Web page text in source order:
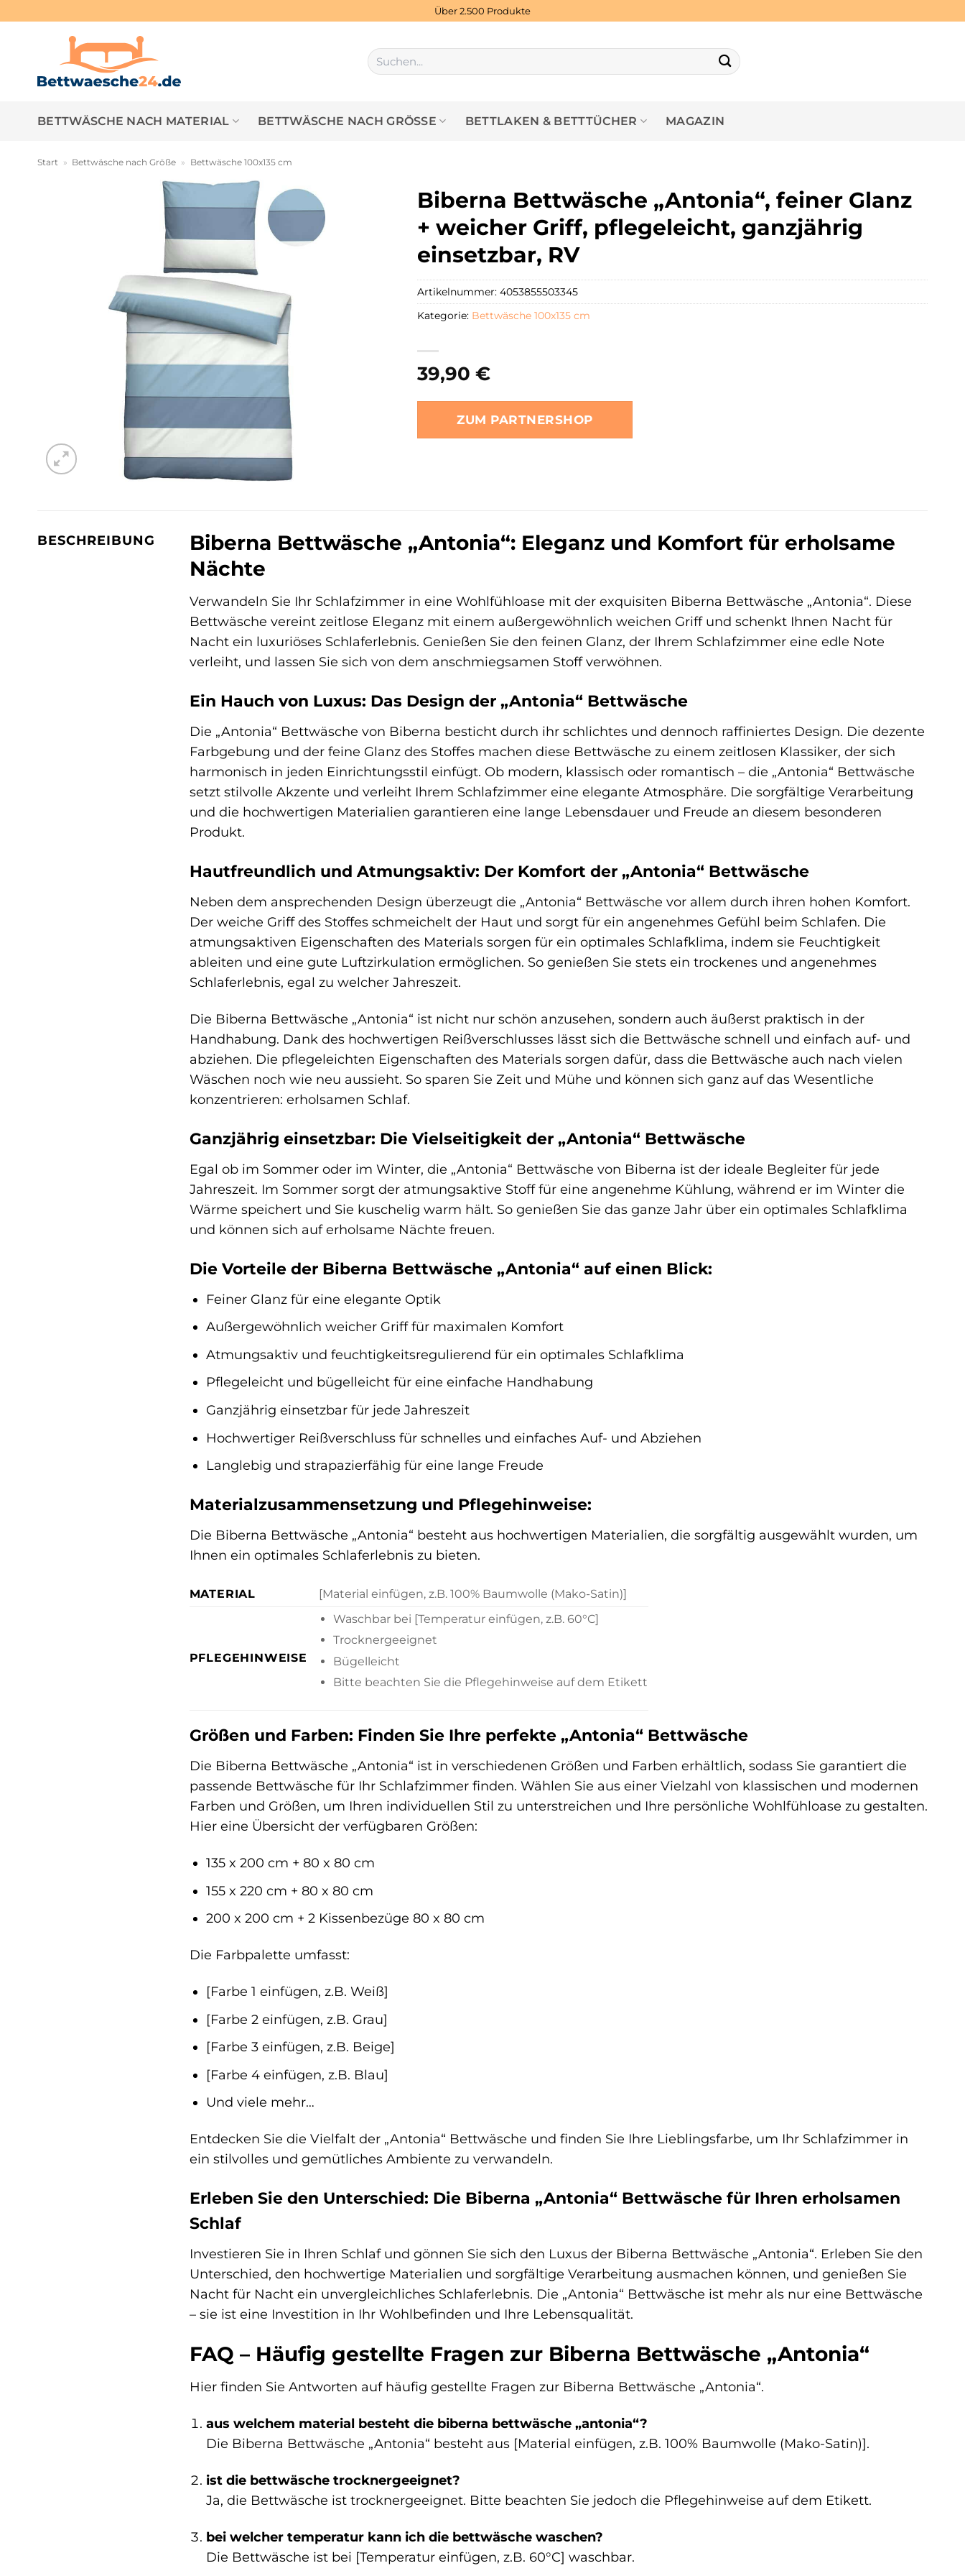
Über 2.500 Produkte
Suchen
nach:
BETTWÄSCHE NACH MATERIAL BETTWÄSCHE NACH GRÖSSE BETTLAKEN & BETTTÜCHER MAGAZIN
Start » Bettwäsche nach Größe » Bettwäsche 100x135 cm
Biberna Bettwäsche „Antonia“, feiner Glanz
+ weicher Griff, pflegeleicht, ganzjährig
einsetzbar, RV
39,90€
ZUM PARTNERSHOP
Artikelnummer:4053855503345
Kategorie: Bettwäsche 100x135 cm
BESCHREIBUNG
Biberna Bettwäsche „Antonia“: Eleganz und Komfort für erholsame
Nächte
Verwandeln Sie Ihr Schlafzimmer in eine Wohlfühloase mit der exquisiten Biberna Bettwäsche „Antonia“. Diese
Bettwäsche vereint zeitlose Eleganz mit einem außergewöhnlich weichen Griff und schenkt Ihnen Nacht für
Nacht ein luxuriöses Schlaferlebnis. Genießen Sie den feinen Glanz, der Ihrem Schlafzimmer eine edle Note
verleiht, und lassen Sie sich von dem anschmiegsamen Stoff verwöhnen.
Ein Hauch von Luxus: Das Design der „Antonia“ Bettwäsche
Die „Antonia“ Bettwäsche von Biberna besticht durch ihr schlichtes und dennoch raffiniertes Design. Die dezente
Farbgebung und der feine Glanz des Stoffes machen diese Bettwäsche zu einem zeitlosen Klassiker, der sich
harmonisch in jeden Einrichtungsstil einfügt. Ob modern, klassisch oder romantisch – die „Antonia“ Bettwäsche
setzt stilvolle Akzente und verleiht Ihrem Schlafzimmer eine elegante Atmosphäre. Die sorgfältige Verarbeitung
und die hochwertigen Materialien garantieren eine lange Lebensdauer und Freude an diesem besonderen
Produkt.
Hautfreundlich und Atmungsaktiv: Der Komfort der „Antonia“ Bettwäsche
Neben dem ansprechenden Design überzeugt die „Antonia“ Bettwäsche vor allem durch ihren hohen Komfort.
Der weiche Griff des Stoffes schmeichelt der Haut und sorgt für ein angenehmes Gefühl beim Schlafen. Die
atmungsaktiven Eigenschaften des Materials sorgen für ein optimales Schlafklima, indem sie Feuchtigkeit
ableiten und eine gute Luftzirkulation ermöglichen. So genießen Sie stets ein trockenes und angenehmes
Schlaferlebnis, egal zu welcher Jahreszeit.
Die Biberna Bettwäsche „Antonia“ ist nicht nur schön anzusehen, sondern auch äußerst praktisch in der
Handhabung. Dank des hochwertigen Reißverschlusses lässt sich die Bettwäsche schnell und einfach auf- und
abziehen. Die pflegeleichten Eigenschaften des Materials sorgen dafür, dass die Bettwäsche auch nach vielen
Wäschen noch wie neu aussieht. So sparen Sie Zeit und Mühe und können sich ganz auf das Wesentliche
konzentrieren: erholsamen Schlaf.
Ganzjährig einsetzbar: Die Vielseitigkeit der „Antonia“ Bettwäsche
Egal ob im Sommer oder im Winter, die „Antonia“ Bettwäsche von Biberna ist der ideale Begleiter für jede
Jahreszeit. Im Sommer sorgt der atmungsaktive Stoff für eine angenehme Kühlung, während er im Winter die
Wärme speichert und Sie kuschelig warm hält. So genießen Sie das ganze Jahr über ein optimales Schlafklima
und können sich auf erholsame Nächte freuen.
Die Vorteile der Biberna Bettwäsche „Antonia“ auf einen Blick:
Feiner Glanz für eine elegante Optik
Außergewöhnlich weicher Griff für maximalen Komfort
Atmungsaktiv und feuchtigkeitsregulierend für ein optimales Schlafklima
Pflegeleicht und bügelleicht für eine einfache Handhabung
Ganzjährig einsetzbar für jede Jahreszeit
Hochwertiger Reißverschluss für schnelles und einfaches Auf- und Abziehen
Langlebig und strapazierfähig für eine lange Freude
Materialzusammensetzung und Pflegehinweise:
Die Biberna Bettwäsche „Antonia“ besteht aus hochwertigen Materialien, die sorgfältig ausgewählt wurden, um
Ihnen ein optimales Schlaferlebnis zu bieten.
MATERIAL [Material einfügen, z.B. 100% Baumwolle (Mako-Satin)]
PFLEGEHINWEISE
Waschbar bei [Temperatur einfügen, z.B. 60°C]
Trocknergeeignet
Bügelleicht
Bitte beachten Sie die Pflegehinweise auf dem Etikett
Größen und Farben: Finden Sie Ihre perfekte „Antonia“ Bettwäsche
Die Biberna Bettwäsche „Antonia“ ist in verschiedenen Größen und Farben erhältlich, sodass Sie garantiert die
passende Bettwäsche für Ihr Schlafzimmer finden. Wählen Sie aus einer Vielzahl von klassischen und modernen
Farben und Größen, um Ihren individuellen Stil zu unterstreichen und Ihre persönliche Wohlfühloase zu gestalten.
Hier eine Übersicht der verfügbaren Größen:
135 x 200 cm + 80 x 80 cm
155 x 220 cm + 80 x 80 cm
200 x 200 cm + 2 Kissenbezüge 80 x 80 cm
Die Farbpalette umfasst:
[Farbe 1 einfügen, z.B. Weiß]
[Farbe 2 einfügen, z.B. Grau]
[Farbe 3 einfügen, z.B. Beige]
[Farbe 4 einfügen, z.B. Blau]
Und viele mehr…
Entdecken Sie die Vielfalt der „Antonia“ Bettwäsche und finden Sie Ihre Lieblingsfarbe, um Ihr Schlafzimmer in
ein stilvolles und gemütliches Ambiente zu verwandeln.
Erleben Sie den Unterschied: Die Biberna „Antonia“ Bettwäsche für Ihren erholsamen
Schlaf
Investieren Sie in Ihren Schlaf und gönnen Sie sich den Luxus der Biberna Bettwäsche „Antonia“. Erleben Sie den
Unterschied, den hochwertige Materialien und sorgfältige Verarbeitung ausmachen können, und genießen Sie
Nacht für Nacht ein unvergleichliches Schlaferlebnis. Die „Antonia“ Bettwäsche ist mehr als nur eine Bettwäsche
– sie ist eine Investition in Ihr Wohlbefinden und Ihre Lebensqualität.
FAQ – Häufig gestellte Fragen zur Biberna Bettwäsche „Antonia“
Hier finden Sie Antworten auf häufig gestellte Fragen zur Biberna Bettwäsche „Antonia“.
aus welchem material besteht die biberna bettwäsche „antonia“?
Die Biberna Bettwäsche „Antonia“ besteht aus [Material einfügen, z.B. 100% Baumwolle (Mako-Satin)].
ist die bettwäsche trocknergeeignet?
Ja, die Bettwäsche ist trocknergeeignet. Bitte beachten Sie jedoch die Pflegehinweise auf dem Etikett.
bei welcher temperatur kann ich die bettwäsche waschen?
Die Bettwäsche ist bei [Temperatur einfügen, z.B. 60°C] waschbar.